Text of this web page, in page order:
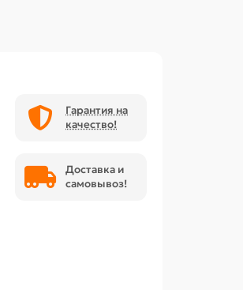
Гарантия на
качество!
Доставка и
самовывоз!